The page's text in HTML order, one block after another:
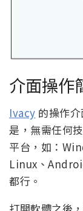
介面操作
Ivacy 的操作
是，無需任何
平台，如：
Linux、
都行。